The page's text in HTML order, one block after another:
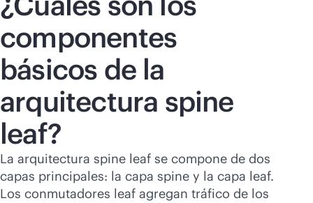
componentes
básicos de la
arquitectura spine
leaf?
La arquitectura spine leaf se compone de dos
capas principales: la capa spine y la capa leaf.
Los conmutadores leaf agregan tráfico de los